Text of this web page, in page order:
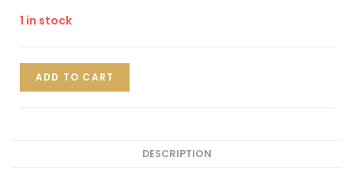
1 in stock
ADD TO CART
DESCRIPTION